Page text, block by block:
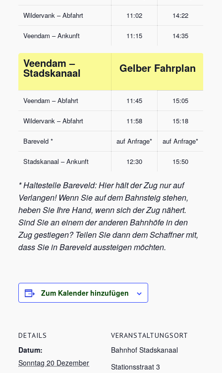
Wildervank – Abfahrt 11:02 14:22
Veendam – Ankunft 11:15 14:35
Veendam –
Stadskanaal Gelber Fahrplan
Veendam – Abfahrt 11:45 15:05
Wildervank – Abfahrt 11:58 15:18
Bareveld * auf Anfrage* auf Anfrage*
Stadskanaal – Ankunft 12:30 15:50
* Haltestelle Bareveld: Hier hält der Zug nur auf
Verlangen! Wenn Sie auf dem Bahnsteig stehen,
heben Sie Ihre Hand, wenn sich der Zug nähert.
Sind Sie an einem der anderen Bahnhöfe in den
Zug gestiegen? Teilen Sie dann dem Schaffner mit,
dass Sie in Bareveld aussteigen möchten.
Zum Kalender hinzufügen
DETAILS
Datum:
Sonntag 20 Dezember
VERANSTALTUNGSORT
Bahnhof Stadskanaal
Stationsstraat 3